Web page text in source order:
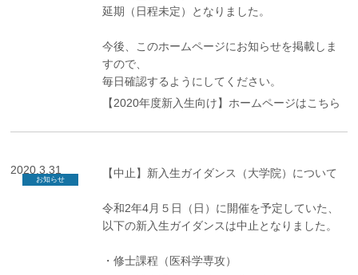
延期（日程未定）となりました。
今後、このホームページにお知らせを掲載しま
すので、
毎日確認するようにしてください。
【2020年度新入生向け】ホームページはこちら
2020.3.31
お知らせ 【中止】新入生ガイダンス（大学院）について
令和2年4月５日（日）に開催を予定していた、
以下の新入生ガイダンスは中止となりました。
・修士課程（医科学専攻）